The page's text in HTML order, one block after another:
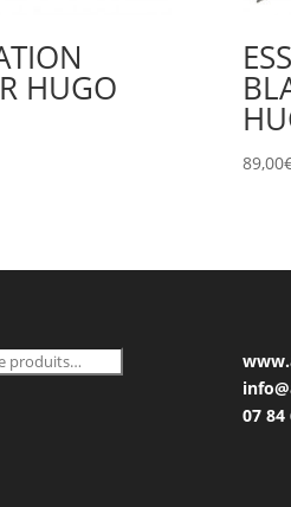
HUGO
89,00
07 84